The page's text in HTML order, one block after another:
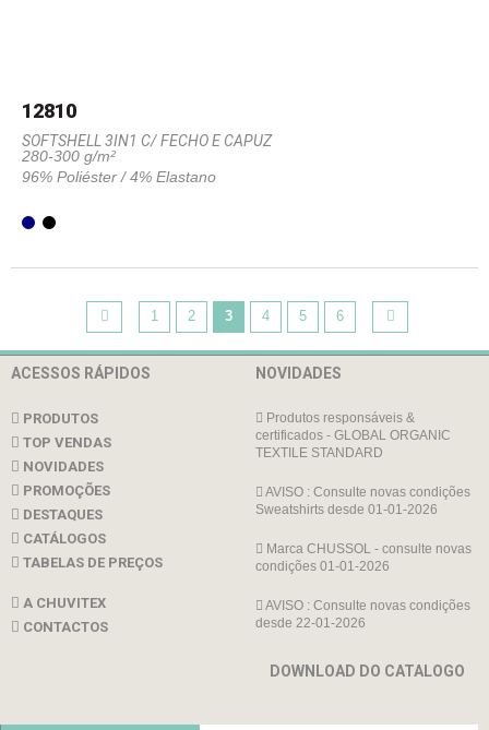
12810
SOFTSHELL 3IN1 C/ FECHO E CAPUZ
280-300 g/m²
96% Poliéster / 4% Elastano
1 2 3 4 5 6
ACESSOS RÁPIDOS
PRODUTOS
TOP VENDAS
NOVIDADES
PROMOÇÕES
DESTAQUES
CATÁLOGOS
TABELAS DE PREÇOS
A CHUVITEX
CONTACTOS
NOVIDADES
Produtos responsáveis &
certificados - GLOBAL ORGANIC
TEXTILE STANDARD
AVISO : Consulte novas condições
Sweatshirts desde 01-01-2026
Marca CHUSSOL - consulte novas
condições 01-01-2026
AVISO : Consulte novas condições
desde 22-01-2026
DOWNLOAD DO CATALOGO